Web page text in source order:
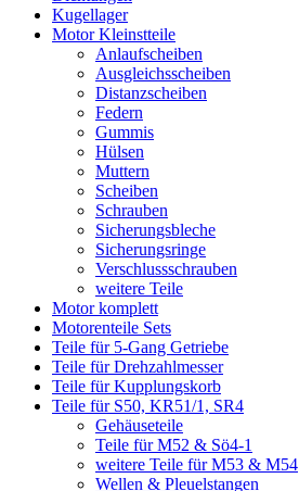
Kugellager
Motor Kleinstteile
Anlaufscheiben
Ausgleichsscheiben
Distanzscheiben
Federn
Gummis
Hülsen
Muttern
Scheiben
Schrauben
Sicherungsbleche
Sicherungsringe
Verschlussschrauben
weitere Teile
Motor komplett
Motorenteile Sets
Teile für 5-Gang Getriebe
Teile für Drehzahlmesser
Teile für Kupplungskorb
Teile für S50, KR51/1, SR4
Gehäuseteile
Teile für M52 & Sö4-1
weitere Teile für M53 & M54
Wellen & Pleuelstangen